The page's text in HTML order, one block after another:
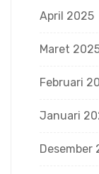
April 2025
Maret
Februari
Januari
Desember